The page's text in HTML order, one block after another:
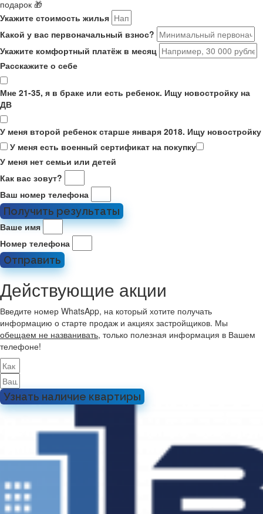
подарок 🎁
Укажите стоимость жилья
Какой у вас первоначальный взнос?
Укажите комфортный платёж в месяц
Расскажите о себе
Мне 21-35, я в браке или есть ребенок. Ищу новостройку на
ДВ
У меня второй ребенок старше января 2018. Ищу новостройку
У меня есть военный сертификат на покупку
У меня нет семьи или детей
Как вас зовут?
Ваш номер телефона
Получить результаты
Ваше имя
Номер телефона
Отправить
Действующие акции
Введите номер WhatsApp, на который хотите получать
информацию о старте продаж и акциях застройщиков. Мы
обещаем не названивать, только полезная информация в Вашем
телефоне!
Узнать наличие квартиры